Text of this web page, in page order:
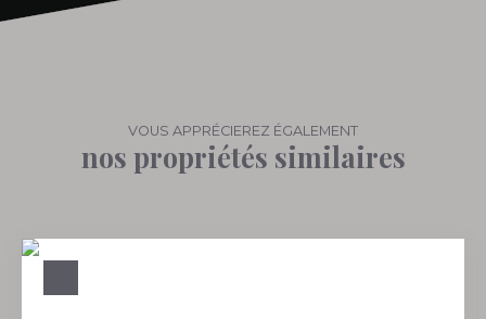
VOUS APPRÉCIEREZ ÉGALEMENT
nos propriétés similaires